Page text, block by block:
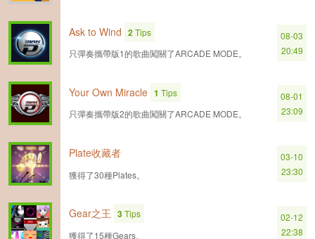
Ask to Wind 2Tips
只彈奏攜帶版1的歌曲闖關了ARCADE MODE。
08-03
20:49
Your Own Miracle 1 Tips
只彈奏攜帶版2的歌曲闖關了ARCADE MODE。
08-01
23:09
Plate收藏者
獲得了30種Plates。
03-10
23:30
Gear之王 3Tips
獲得了15種Gears。
02-12
22:38